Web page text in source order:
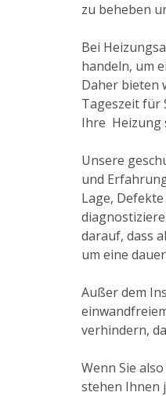
zu beheben
Bei
handeln, um
Daher bieten
Tageszeit für
Ihre Heizung
Unsere
und
Lage,
darauf, dass
um eine
Außer dem
verhindern,
Wenn Sie
stehen Ihnen